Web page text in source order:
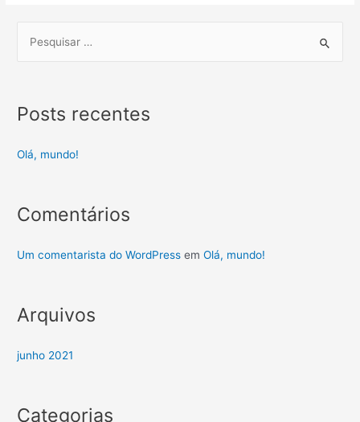
Posts recentes
Olá, mundo!
Comentários
Um comentarista do WordPress emOlá, mundo!
Arquivos
junho 2021
Categorias